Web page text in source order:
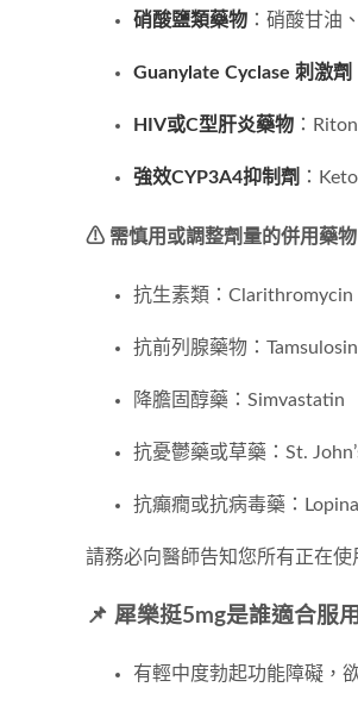
硝酸鹽類藥物 ：硝酸甘油
Guanylate Cyclase 刺激劑
HIV或C型肝炎藥物 ：
強效CYP3A4抑制劑 ：
⚠ 需慎用或調整劑量的併用藥物
抗生素類：
抗前列腺藥物：
降膽固醇藥：Simvastatin
抗憂鬱藥或草藥：St.
抗癲癇或抗病毒藥：
請務必向醫師告知您所有正在
📌 犀樂挺5mg是誰適合服
有輕中度勃起功能障礙，